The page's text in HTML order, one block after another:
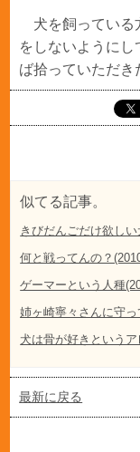
犬を飼っている
をしないように
ば拾っていただき
似てる記事。
きびだんごだけ欲し
何と戦ってんの？
ゲーマーという人種
姉ヶ崎寧々さんに守
犬は骨が好きというア
最新に戻る